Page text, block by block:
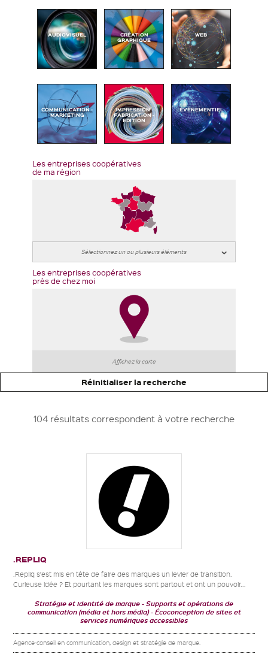
AUDIOVISUEL CRÉATION
GRAPHIQUE
WEB
COMMUNICATION -
MARKETING
IMPRESSION -
FABRICATION -
EDITION
ÉVÉNEMENTIEL
Les entreprises coopératives
de ma région
Les entreprises coopératives
près de chez moi
Affichez la carte
Réinitialiser la recherche
104 résultats correspondent à votre recherche
.REPLIQ
.Repliq s’est mis en tête de faire des marques un levier de transition.
Curieuse idée ? Et pourtant les marques sont partout et ont un pouvoir...
Stratégie et identité de marque
Supports et opérations de
communication (média et hors média)
Écoconception de sites et
services numériques accessibles
Agence-conseil en communication, design et stratégie de marque.